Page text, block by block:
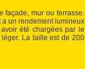
façade, mur ou terrasse.
un rendement lumineux
été chargées par le
La taille est de 200